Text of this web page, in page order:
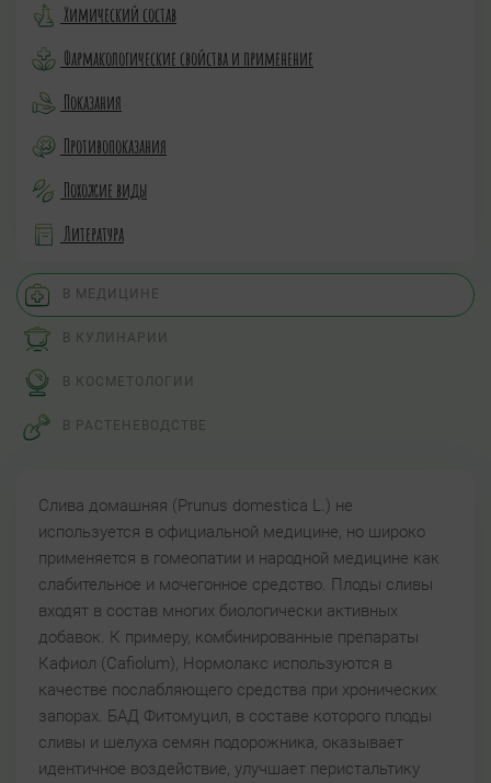
Химический состав
Фармакологические свойства и применение
Показания
Противопоказания
Похожие виды
Литература
В МЕДИЦИНЕ
В КУЛИНАРИИ
В КОСМЕТОЛОГИИ
В РАСТЕНЕВОДСТВЕ
Слива домашняя (Prunus domestica L.) не
используется в официальной медицине, но широко
применяется в гомеопатии и народной медицине как
слабительное и мочегонное средство. Плоды сливы
входят в состав многих биологически активных
добавок. К примеру, комбинированные препараты
Кафиол (Cafiolum), Нормолакс используются в
качестве послабляющего средства при хронических
запорах. БАД Фитомуцил, в составе которого плоды
сливы и шелуха семян подорожника, оказывает
идентичное воздействие, улучшает перистальтику